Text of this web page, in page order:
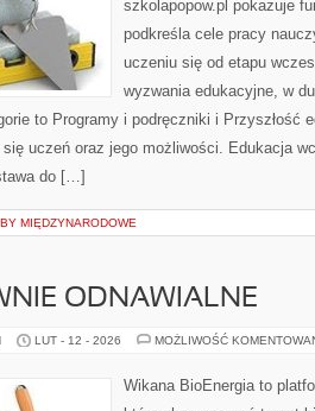
szkolapopow.pl pokazuje
podkreśla cele pracy
uczeniu się od etapu
wyzwania edukacyjne, w
to Programy i podręczniki i Przyszłość
uczeń oraz jego możliwości. Edukacja
do […]
MIĘDZYNARODOWE
ODNAWIALNE
LUT - 12 - 2026 MOŻLIWOŚĆ
Wikana BioEnergia to